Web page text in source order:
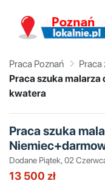
Praca Poznań
Praca
Praca szuka
kwatera
Praca szuka
Dodane Piątek, 02
13 500 zł